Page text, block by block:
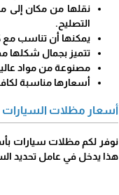
نقلها من مكان إلى
التصليح.
يمكنها أن تناسب مع
تتميز بجمال شكلها
مصنوعة من مواد
أسعارها مناسبة
أسعار مظلات السيارات
نوفر لكم مظلات سيارات
هذا يدخل في عامل تحديد